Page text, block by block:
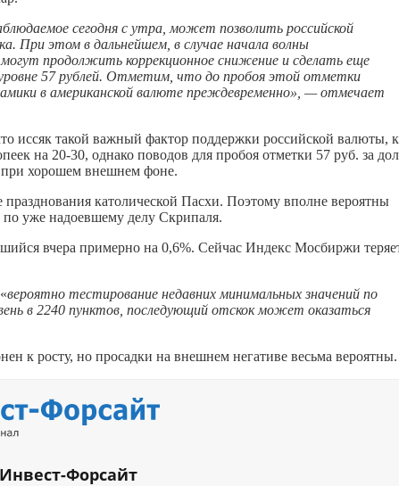
сегодня с утра, может позволить российской
При этом в дальнейшем, в случае начала волны
продолжить коррекционное снижение и сделать еще
57 рублей. Отметим, что до пробоя этой отметки
в американской валюте преждевременно», — отмечает
иссяк такой важный фактор поддержки российской валюты,
на 20-30, однако поводов для пробоя отметки 57 руб. за
при хорошем внешнем фоне.
празднования католической Пасхи. Поэтому вполне вероятны
по уже надоевшему делу Скрипаля.
вчера примерно на 0,6%. Сейчас Индекс Мосбиржи
вероятно тестирование недавних минимальных значений по
в 2240 пунктов, последующий отскок может оказаться
к росту, но просадки на внешнем негативе весьма вероятны.
Форсайт